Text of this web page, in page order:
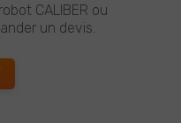
CALIBER ou
un devis.